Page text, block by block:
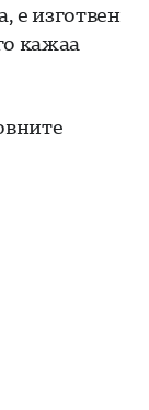
е изготвен
кажаа